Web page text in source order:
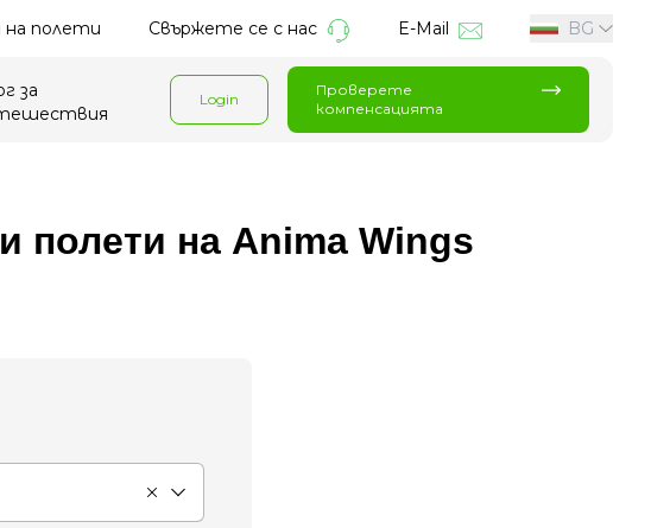
на полети Свържете се с нас E-Mail BG
за
Login
Проверете
компенсацията
полети на Anima Wings